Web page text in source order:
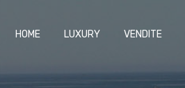
HOME LUXURY VENDITE